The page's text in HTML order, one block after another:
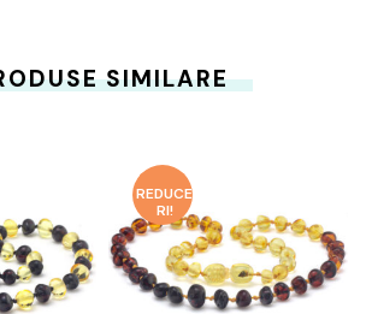
SIMILARE
REDUCE
RI!